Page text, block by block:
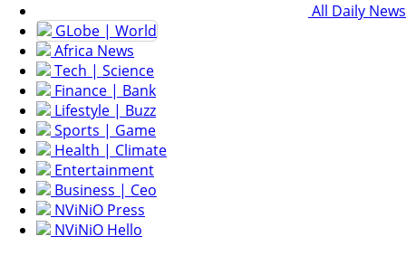
All Daily News
GLobe | World
Africa News
Tech | Science
Finance | Bank
Lifestyle | Buzz
Sports | Game
Health | Climate
Entertainment
Business | Ceo
NViNiO Press
NViNiO Hello